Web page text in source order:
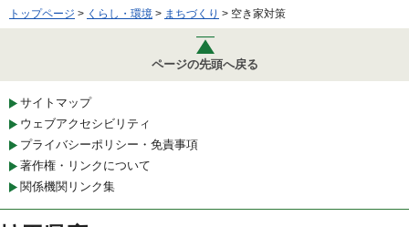
トップページ > くらし・環境 > まちづくり > 空き家対策
ページの先頭へ戻る
サイトマップ
ウェブアクセシビリティ
プライバシーポリシー・免責事項
著作権・リンクについて
関係機関リンク集